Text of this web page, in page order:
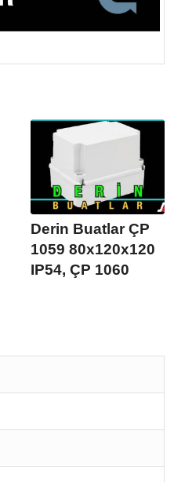
Derin Buatlar ÇP
1059 80x120x120
IP54, ÇP 1060